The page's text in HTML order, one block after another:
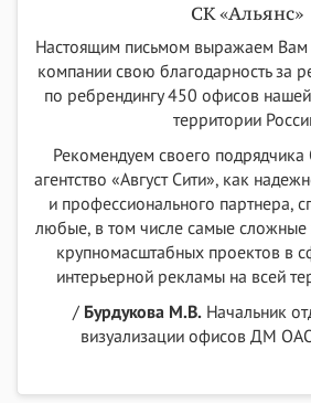
СК «Альянс»
Настоящим письмом выражаем Вам
компании свою благодарность за
по ребрендингу 450 офисов
территории
Рекомендуем своего
агентство «Август Сити», как
и профессионального партнера,
любые, в том числе самые сложные
крупномасштабных проектов в
интерьерной рекламы на всей
/ Бурдукова М.В. Начальник
визуализации офисов ДМ